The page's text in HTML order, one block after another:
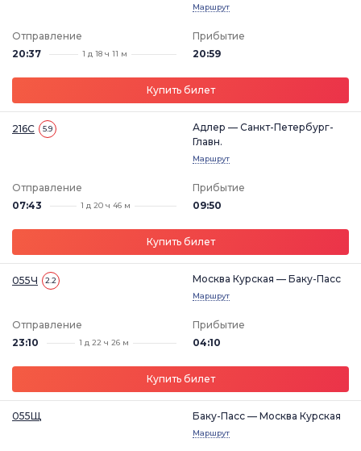
Маршрут
Отправление
20:37
1 д 18 ч 11 м
Прибытие
20:59
Купить билет
216С 5.9
Адлер — Санкт-Петербург-
Главн.
Маршрут
Отправление
07:43
1 д 20 ч 46 м
Прибытие
09:50
Купить билет
055Ч 2.2 Москва Курская — Баку-Пасс
Маршрут
Отправление
23:10
1 д 22 ч 26 м
Прибытие
04:10
Купить билет
055Щ Баку-Пасс — Москва Курская
Маршрут